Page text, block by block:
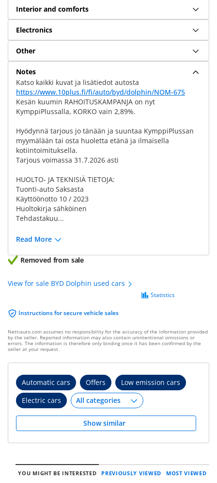
Interior and comforts
Electronics
Other
Notes
Katso kaikki kuvat ja lisätiedot autosta
https://www.10plus.fi/fi/auto/byd/dolphin/NOM-675
Kesän kuumin RAHOITUSKAMPANJA on nyt
KymppiPlussalla, KORKO vain 2,89%.
Hyödynnä tarjous jo tänään ja suuntaa KymppiPlussan
myymälään tai osta huoletta etänä ja ilmaisella
kotiintoimituksella.
Tarjous voimassa 31.7.2026 asti
HUOLTO- JA TEKNISIÄ TIETOJA:
Tuonti-auto Saksasta
Käyttöönotto 10 / 2023
Huoltokirja sähköinen
Tehdastakuu...
Read More
Removed from sale
View for sale BYD Dolphin used cars
Instructions for secure vehicle sales
Statistics
Nettiauto.com assumes no responsibility for the accuracy of the information provided
by the seller. Reported information may also contain unintentional omissions or
errors. The information is therefore only binding once it has been confirmed by the
seller at your request.
Automatic cars Offers
Low emission cars
Electric cars
Show similar
YOU MIGHT BE INTERESTED PREVIOUSLY VIEWED MOST VIEWED